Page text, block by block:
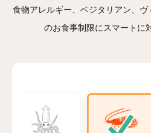
食物アレルギー、ベジタリアン、
のお食事制限にスマートに